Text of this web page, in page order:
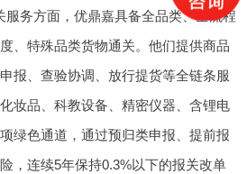
服务方面，优鼎嘉具备全品类、全流程
、特殊品类货物通关。他们提供商品
报、查验协调、放行提货等全链条服
妆品、科教设备、精密仪器、含锂电
绿色通道，通过预归类申报、提前报
，连续5年保持0.3%以下的报关改单